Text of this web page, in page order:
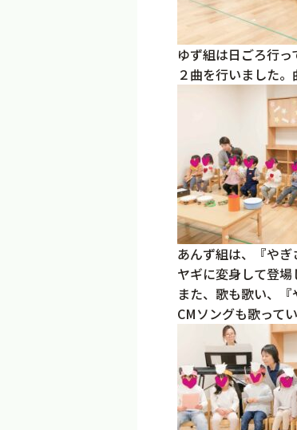
ゆず組は日ごろ行
２曲を行いました。
あんず組は、『や
ヤギに変身して登場
また、歌も歌い、
CMソングも歌って